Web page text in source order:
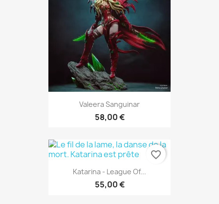
Valeera Sanguinar
58,00 €
Katarina - League Of...
55,00 €
favorite_border